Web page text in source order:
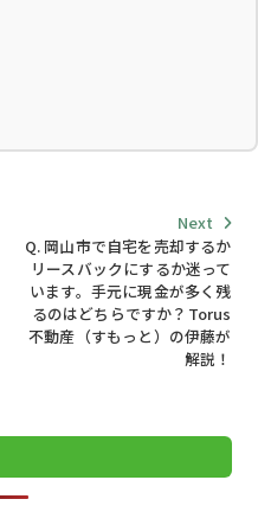
Next
post:
Q. 岡山市で自宅を売却するか
リースバックにするか迷って
います。手元に現金が多く残
るのはどちらですか？Torus
不動産（すもっと）の伊藤が
解説！